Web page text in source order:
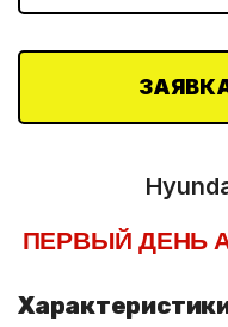
ПЕРВЫЙ ДЕНЬ